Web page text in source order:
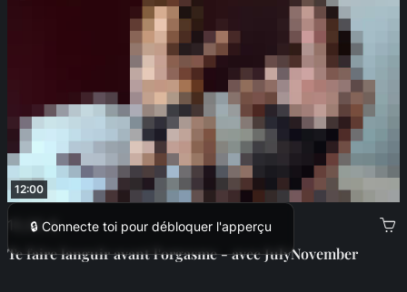
12:00
🔒 Connecte toi pour débloquer l'apperçu
10,00 €
Te faire languir avant l'orgasme - avec JulyNovember